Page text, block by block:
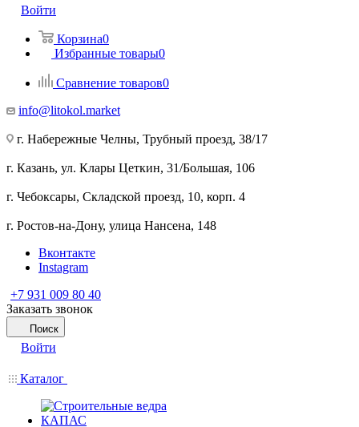
Войти
Корзина0
Избранные товары0
Сравнение товаров0
info@litokol.market
г. Набережные Челны, Трубный проезд, 38/17
г. Казань, ул. Клары Цеткин, 31/Большая, 106
г. Чебоксары, Складской проезд, 10, корп. 4
г. Ростов-на-Дону, улица Нансена, 148
Вконтакте
Instagram
+7 931 009 80 40
Заказать звонок
Поиск
Войти
Каталог